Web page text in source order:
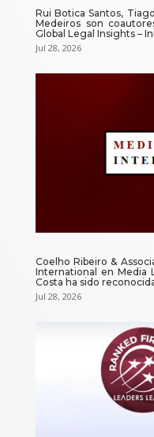
Rui Botica Santos,
Medeiros son
Global Legal Insights –
Jul 28, 2026
Coelho Ribeiro &
International en Media
Costa ha sido
Jul 28, 2026